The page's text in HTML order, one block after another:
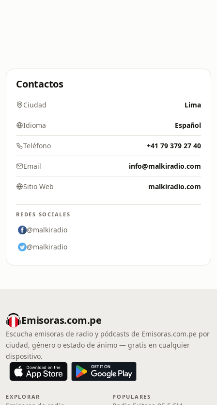
Contactos
Ciudad Lima
Idioma Español
Teléfono +41 79 379 27 40
Email info@malkiradio.com
Sitio Web malkiradio.com
REDES SOCIALES
@malkiradio
@malkiradio
Emisoras.com.pe
Escucha emisoras de radio y pódcasts de Emisoras.com.pe por
ciudad, género o estado de ánimo — gratis en cualquier
dispositivo.
EXPLORAR POPULARES